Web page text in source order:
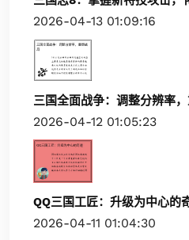
2026-04-13 01:09:16
三国全面战争：调整分辨率
2026-04-12 01:05:23
QQ三国工匠：升级为中心的
2026-04-11 01:04:30